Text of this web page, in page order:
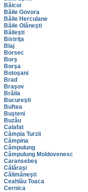
Băicoi
Băile Govora
Băile Herculane
Băile Olăneşti
Băileşti
Bistriţa
Blaj
Borsec
Borş
Borşa
Botoşani
Brad
Braşov
Brăila
Bucureşti
Buftea
Buşteni
Buzău
Calafat
Câmpia Turzii
Câmpina
Câmpulung
Câmpulung Moldovenesc
Caransebeş
Călăraşi
Călimăneşti
Ceahlău Toaca
Cernica